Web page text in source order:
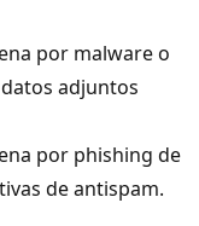
por malware o
adjuntos
por phishing de
de antispam.